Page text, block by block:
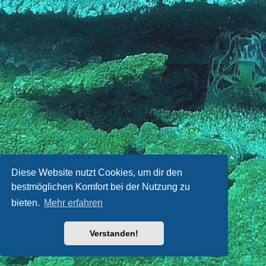
Diese Website nutzt Cookies, um dir den
bestmöglichen Komfort bei der Nutzung zu
bieten. Mehr erfahren
Verstanden!